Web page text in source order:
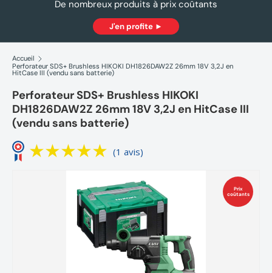
De nombreux produits à prix coûtants
J'en profite ►
Accueil
Perforateur SDS+ Brushless HIKOKI DH1826DAW2Z 26mm 18V 3,2J en
HitCase III (vendu sans batterie)
Perforateur SDS+ Brushless HIKOKI
DH1826DAW2Z 26mm 18V 3,2J en HitCase III
(vendu sans batterie)
(1 avis)
Prix
coûtants